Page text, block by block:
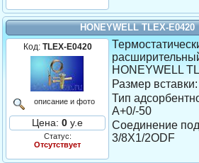
HONEYWELL TLEX-E0420
Код: TLEX-E0420
описание и фото
Цена: 0 у.е
Статус:
Отсутствует
HONEYWELL
Размер вставки:
Тип
A+0/-50
Соединение
3/8X1/2ODF